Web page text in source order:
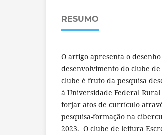
RESUMO
O artigo apresenta o
desenvolvimento do clube
clube é fruto da pesquisa
à Universidade Federal
forjar atos de currículo
pesquisa-formação na
2023. O clube de leitura